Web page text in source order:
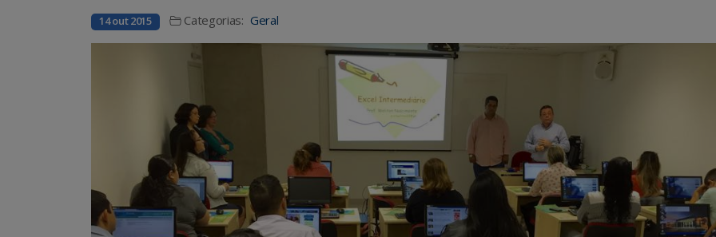
14 out 2015 Categorias: Geral